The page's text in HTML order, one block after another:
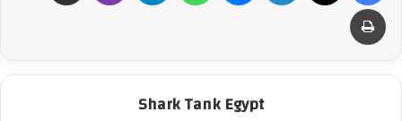
طباعة
Shark Tank Egypt